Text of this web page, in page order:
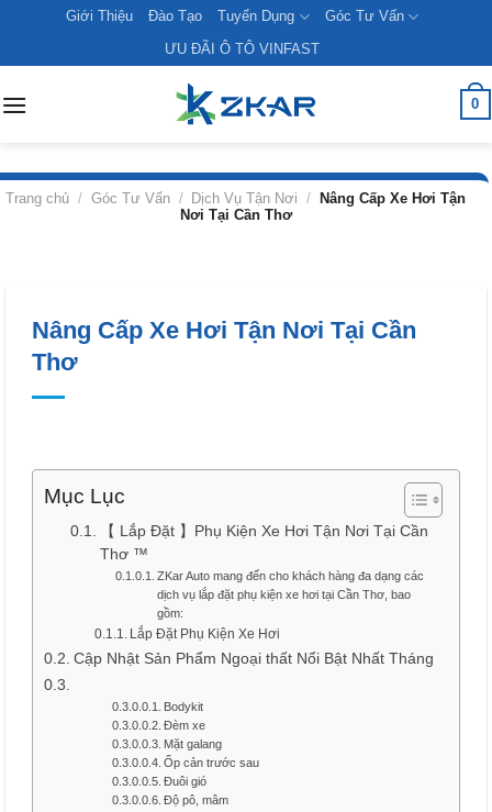
content
Giới Thiệu Đào Tạo Tuyển Dụng
Góc Tư Vấn
ƯU ĐÃI Ô TÔ VINFAST
0
Trang chủ / Góc Tư Vấn / Dịch Vụ Tận Nơi /
Nâng Cấp Xe Hơi Tận
Nơi Tại Cần Thơ
Nâng Cấp Xe Hơi Tận Nơi Tại Cần
Thơ
Mục Lục
【 Lắp Đặt 】Phụ Kiện Xe Hơi Tận Nơi Tại Cần
Thơ ™
ZKar Auto mang đến cho khách hàng đa dạng các
dịch vụ lắp đặt phụ kiện xe hơi tại Cần Thơ, bao
gồm:
Lắp Đặt Phụ Kiện Xe Hơi
Cập Nhật Sản Phẩm Ngoại thất Nổi Bật Nhất Tháng
Bodykit
Đèm xe
Mặt galang
Ốp cản trước sau
Đuôi gió
Độ pô, mâm